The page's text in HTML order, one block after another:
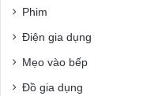
Phim
Điện gia dụng
Mẹo vào bếp
Đồ gia dụng